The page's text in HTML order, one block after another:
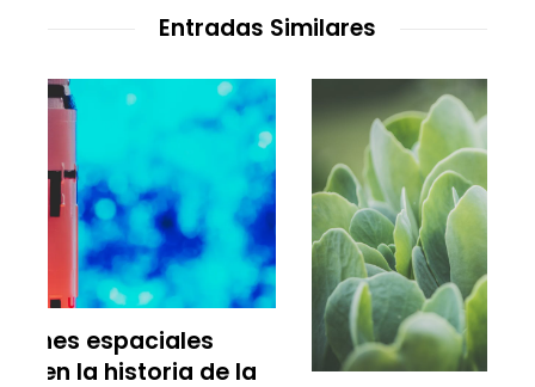
Entradas Similares